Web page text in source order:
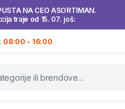
NA CEO ASORTIMAN.
traje od 15. 07. još:
08:00 - 16:00